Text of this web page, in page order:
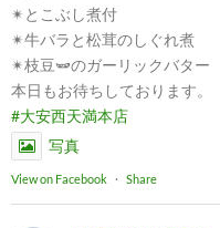
✴︎とこぶし煮付
✴︎牛バラと松茸のしぐれ煮
✴︎枝豆🫛のガーリックバター
本日もお待ちしております。
#大安西天満本店
写真
View on Facebook · Share